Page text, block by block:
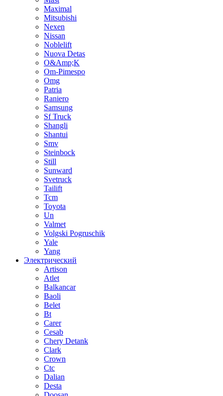
Maximal
Mitsubishi
Nexen
Nissan
Noblelift
Nuova Detas
O&Amp;K
Om-Pimespo
Omg
Patria
Raniero
Samsung
Sf Truck
Shangli
Shantui
Smv
Steinbock
Still
Sunward
Svetruck
Tailift
Tcm
Toyota
Un
Valmet
Volgski Pogruschik
Yale
Yang
Электрический
Artison
Atlet
Balkancar
Baoli
Belet
Bt
Carer
Cesab
Chery Detank
Clark
Crown
Ctc
Dalian
Desta